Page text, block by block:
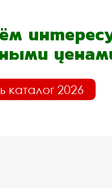
каталог 2026